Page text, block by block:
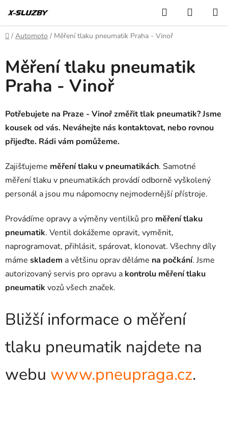
na
obsah
Hledat
KOŠÍK
Domů
/ Automoto / Měření tlaku pneumatik Praha - Vinoř
Měření tlaku pneumatik
Praha - Vinoř
Potřebujete na Praze - Vinoř změřit tlak pneumatik? Jsme
kousek od vás. Neváhejte nás kontaktovat, nebo rovnou
přijeďte. Rádi vám pomůžeme.
Zajišťujeme měření tlaku v pneumatikách. Samotné
měření tlaku v pneumatikách provádí odborně vyškolený
personál a jsou mu nápomocny nejmodernější přístroje.
Provádíme opravy a výměny ventilků pro měření tlaku
pneumatik. Ventil dokážeme opravit, vyměnit,
naprogramovat, přihlásit, spárovat, klonovat. Všechny díly
máme skladem a většinu oprav děláme na počkání. Jsme
autorizovaný servis pro opravu a kontrolu měření tlaku
pneumatik vozů všech značek.
Bližší informace o měření
tlaku pneumatik najdete na
webu www.pneupraga.cz.